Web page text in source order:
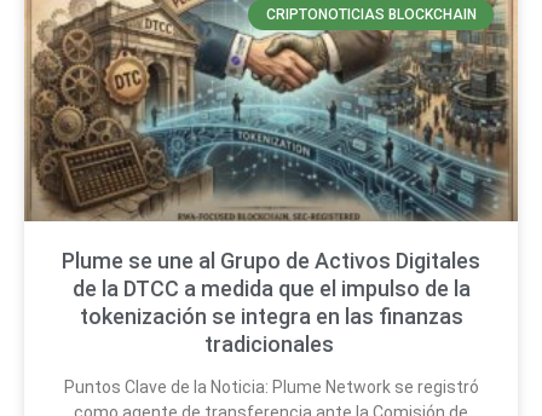
CRIPTONOTICIAS BLOCKCHAIN
Plume se une al Grupo de Activos Digitales
de la DTCC a medida que el impulso de la
tokenización se integra en las finanzas
tradicionales
Puntos Clave de la Noticia: Plume Network se registró
como agente de transferencia ante la Comisión de